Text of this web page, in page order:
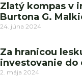
Zlatý kompas v
Burtona G.
24. júna 2024
Za hranicou
investovanie do
2. mája 2024